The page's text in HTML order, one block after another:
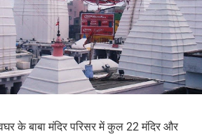
के बाबा मंदिर परिसर में कुल 22 मंदिर और